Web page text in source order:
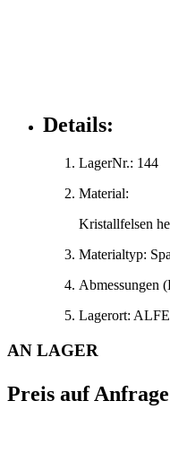
Details:
LagerNr.: 144
Material:
Kristallfelsen
Materialtyp:
Abmessungen
Lagerort:
AN LAGER
Preis auf Anfrage